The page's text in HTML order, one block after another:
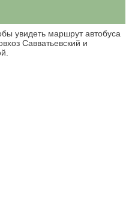
увидеть маршрут автобуса
Савватьевский и